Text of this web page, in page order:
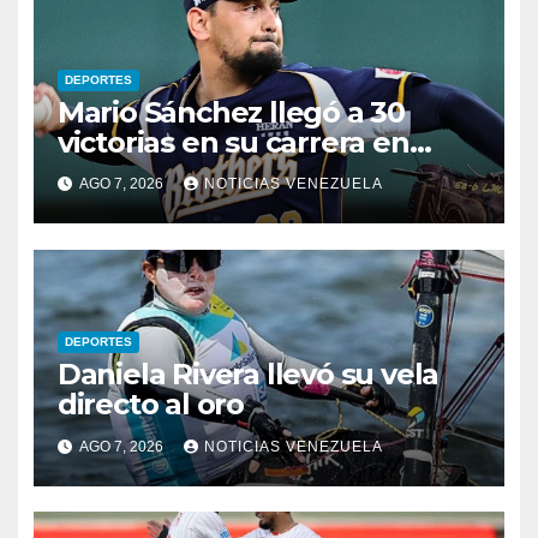
DEPORTES
Mario Sánchez llegó a 30
victorias en su carrera en
Taiwán
AGO 7, 2026 NOTICIAS VENEZUELA
DEPORTES
Daniela Rivera llevó su vela
directo al oro
AGO 7, 2026 NOTICIAS VENEZUELA